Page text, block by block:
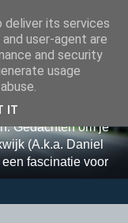
met
Voor
Gedachten om je
(A.k.a. Daniel
fascinatie voor
deliver its services
user-agent are
and security
usage
IT